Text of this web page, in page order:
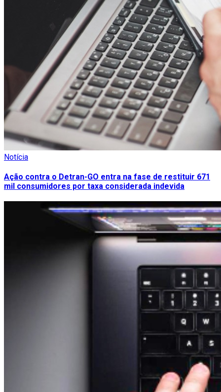
Notícia
Ação contra o Detran-GO entra na fase de restituir 671
mil consumidores por taxa considerada indevida